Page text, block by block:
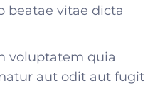
beatae vitae dicta
voluptatem quia
aut odit aut fugit